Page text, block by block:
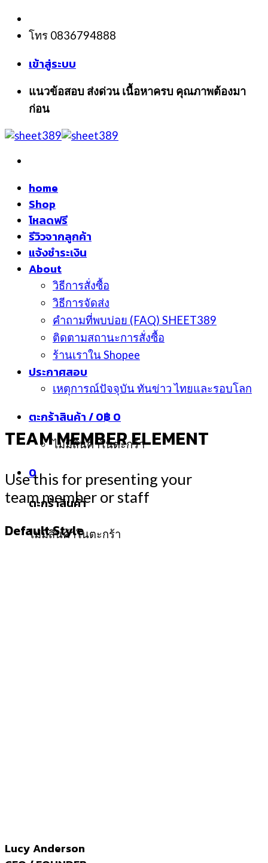
Skip
content
โทร 0836794888
เข้าสู่ระบบ
แนวข้อสอบ ส่งด่วน เนื้อหาครบ คุณภาพต้องมา
ก่อน
home
Shop
โหลดฟรี
รีวิวจากลูกค้า
แจ้งชำระเงิน
About
วิธีการสั่งซื้อ
วิธีการจัดส่ง
คำถามที่พบบ่อย (FAQ) SHEET389
ติดตามสถานะการสั่งซื้อ
ร้านเราใน Shopee
ประกาศสอบ
เหตุการณ์ปัจจุบัน ทันข่าว ไทยและรอบโลก
ตะกร้าสินค้า /0฿ 0
ไม่มีสินค้าในตะกร้า
0
ตะกร้าสินค้า
ไม่มีสินค้าในตะกร้า
TEAM MEMBER ELEMENT
Use this for presenting your
team member or staff
Default Style
Lucy Anderson